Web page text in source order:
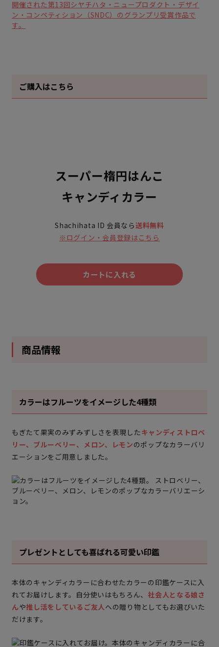
ご購入はこちら
スーパー楕円はんこ
キャンディカラー
Shachihata ID 会員なら 送料無料
※ログイン・会員登録はこちら
カートに入れる
商品情報
カラーはフルーツをイメージした4種類
もぎたて果実のみずみずしさを表現したキャンディストロベ
リー、ブルーベリー、メロン、レモンのポップなカラーバリ
エーションをご用意しました。
プレゼントとしても喜ばれる可愛い印鑑
本体のキャンディカラーに合わせたカラーの印鑑ケースに入
れてお届けします。自分使いはもちろん、社会人となる娘さ
んや推し活をしているご友人への贈り物としてもお選びいた
だけます。